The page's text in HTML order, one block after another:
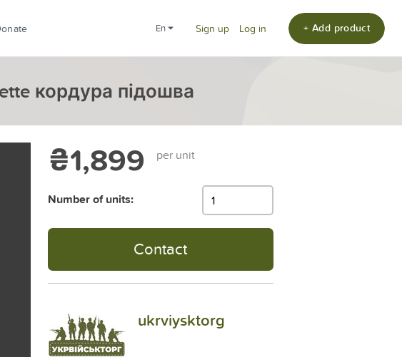
en Sign up Log in + Add product
кордура підошва
₴1,899 per unit
Number of units:
Contact
ukrviysktorg